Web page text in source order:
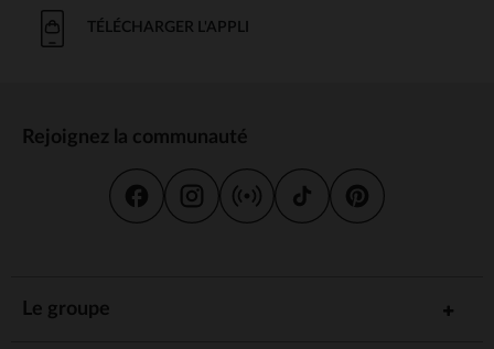
TÉLÉCHARGER L'APPLI
Rejoignez la communauté
Le groupe